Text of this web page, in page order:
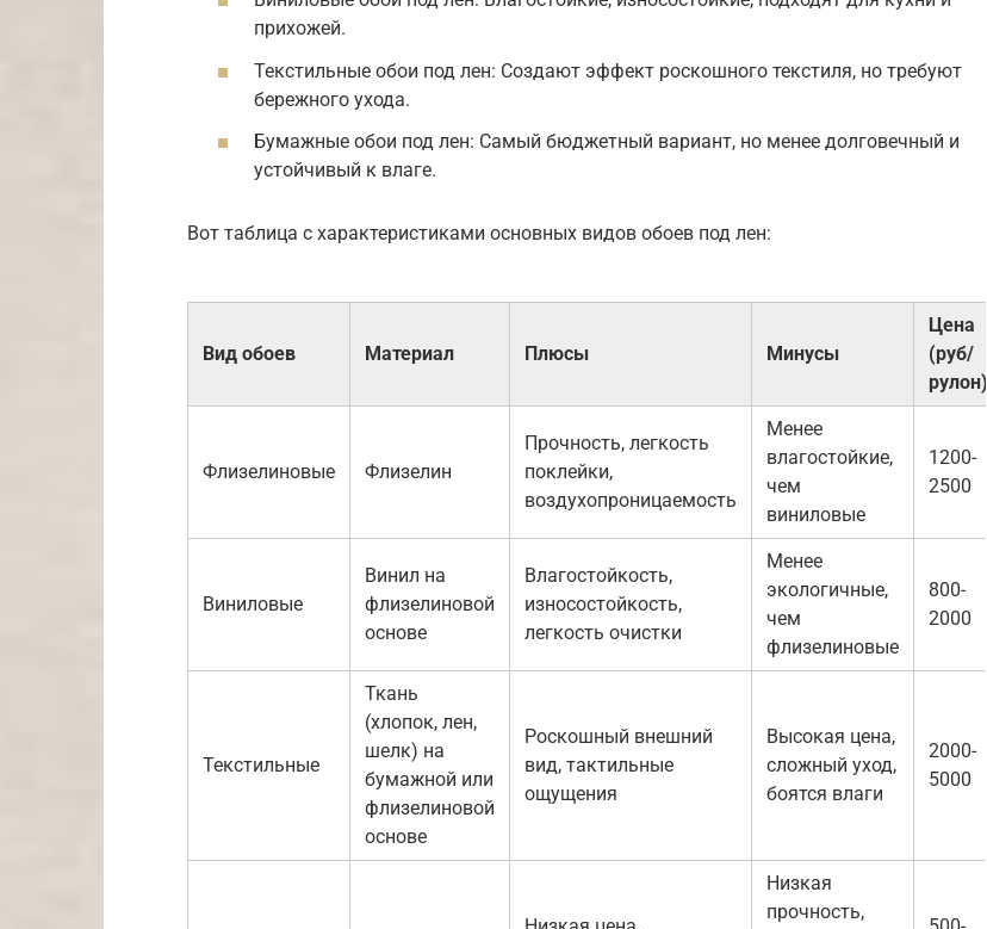
прихожей.
Текстильные обои под лен: Создают эффект роскошного текстиля, но требуют
бережного ухода.
Бумажные обои под лен: Самый бюджетный вариант, но менее долговечный и
устойчивый к влаге.
Вот таблица с характеристиками основных видов обоев под лен:
Вид обоев Материал Плюсы Минусы
Цена
(руб/
рулон)
Флизелиновые Флизелин
Прочность, легкость
поклейки,
воздухопроницаемость
Менее
влагостойкие,
чем
виниловые
1200-
2500
Виниловые
Винил на
флизелиновой
основе
Влагостойкость,
износостойкость,
легкость очистки
Менее
экологичные,
чем
флизелиновые
800-
2000
Текстильные
Ткань
(хлопок, лен,
шелк) на
бумажной или
флизелиновой
основе
Роскошный внешний
вид, тактильные
ощущения
Высокая цена,
сложный уход,
боятся влаги
2000-
5000
Низкая
прочность,